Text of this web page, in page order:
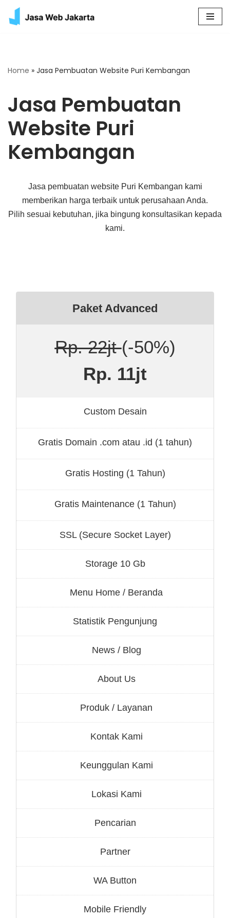
Skip
Home » Jasa Pembuatan Website Puri Kembangan
Jasa Pembuatan
Website Puri
Kembangan
Jasa pembuatan website Puri Kembangan kami
memberikan harga terbaik untuk perusahaan Anda.
Pilih sesuai kebutuhan, jika bingung konsultasikan kepada
kami.
Paket Advanced
Rp. 22jt(-50%)
Rp. 11jt
Custom Desain
Gratis Domain .com atau .id (1 tahun)
Gratis Hosting (1 Tahun)
Gratis Maintenance (1 Tahun)
SSL (Secure Socket Layer)
Storage 10 Gb
Menu Home / Beranda
Statistik Pengunjung
News / Blog
About Us
Produk / Layanan
Kontak Kami
Keunggulan Kami
Lokasi Kami
Pencarian
Partner
WA Button
Mobile Friendly